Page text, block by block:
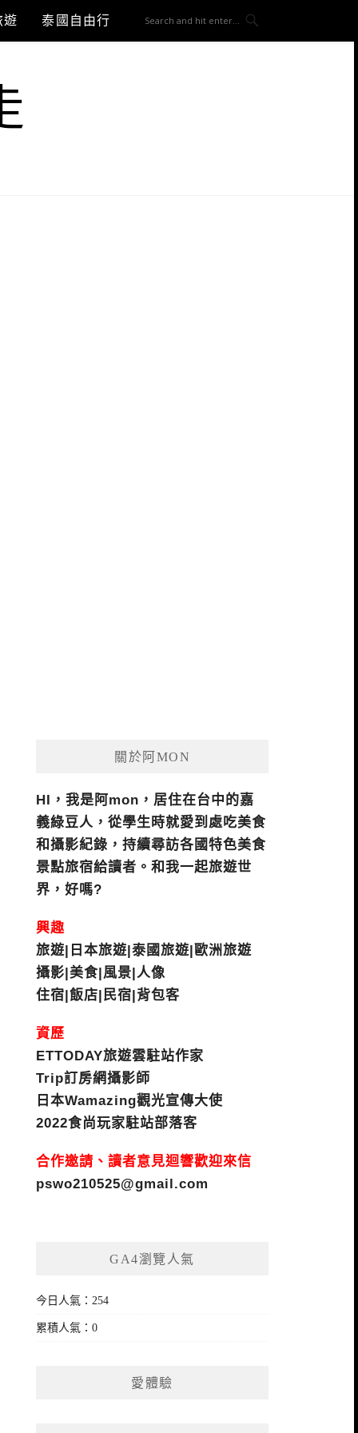
遊 泰國自由行
關於阿MON
HI，我是阿mon，居住在台中的嘉
義綠豆人，從學生時就愛到處吃美食
和攝影紀錄，持續尋訪各國特色美食
景點旅宿給讀者。和我一起旅遊世
界，好嗎?
興趣
旅遊|日本旅遊|泰國旅遊|歐洲旅遊
攝影|美食|風景|人像
住宿|飯店|民宿|背包客
資歷
ETTODAY旅遊雲駐站作家
Trip訂房網攝影師
日本Wamazing觀光宣傳大使
2022食尚玩家駐站部落客
合作邀請、讀者意見迴響歡迎來信
pswo210525@gmail.com
GA4瀏覽人氣
今日人氣：254
累積人氣：0
愛體驗